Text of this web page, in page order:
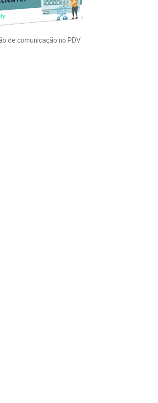
de comunicação no PDV